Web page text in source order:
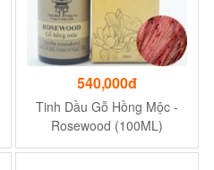
540,000đ
Tinh Dầu Gỗ Hồng Mộc -
Rosewood (100ML)